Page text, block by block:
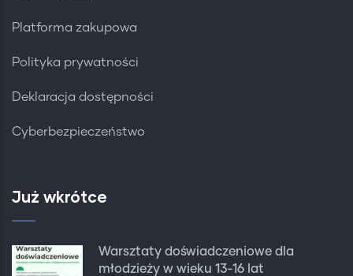
Platforma zakupowa
Polityka prywatności
Deklaracja dostępności
Cyberbezpieczeństwo
Już wkrótce
Warsztaty doświadczeniowe dla
młodzieży w wieku 13-16 lat